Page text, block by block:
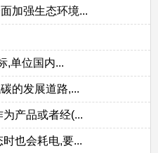
加强生态环境...
,单位国内...
的发展道路,...
产品或者经(...
也会耗电,要...